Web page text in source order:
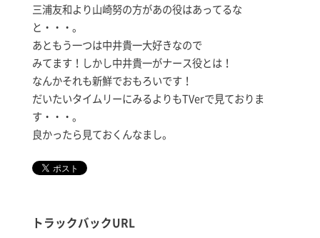
三浦友和より山崎努の方があの役はあってるな
と・・・。
あともう一つは中井貴一大好きなので
みてます！しかし中井貴一がナース役とは！
なんかそれも新鮮でおもろいです！
だいたいタイムリーにみるよりもTVerで見ておりま
す・・・。
良かったら見ておくんなまし。
トラックバックURL